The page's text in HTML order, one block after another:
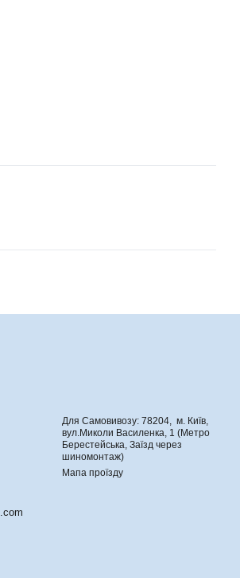
Для Самовивозу: 78204, м. Київ,
вул.Миколи Василенка, 1 (Метро
Берестейська, Заїзд через
шиномонтаж)
Мапа проїзду